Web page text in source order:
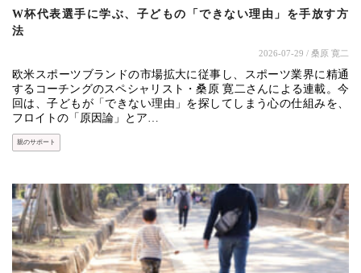
W杯代表選手に学ぶ、子どもの「できない理由」を手放す方
法
2026-07-29 / 桑原 寛二
欧米スポーツブランドの市場拡大に従事し、スポーツ業界に精通
するコーチングのスペシャリスト・桑原 寛二さんによる連載。今
回は、子どもが「できない理由」を探してしまう心の仕組みを、
フロイトの「原因論」とア…
親のサポート